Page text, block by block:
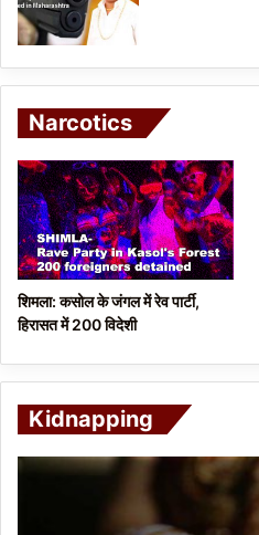
Narcotics
शिमला: कसोल के जंगल में रेव पार्टी,
हिरासत में 200 विदेशी
Kidnapping